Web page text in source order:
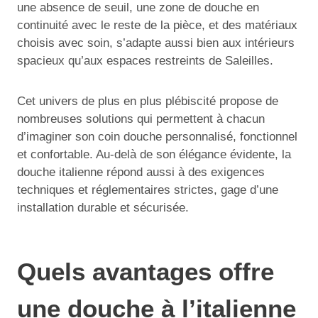
une absence de seuil, une zone de douche en
continuité avec le reste de la pièce, et des matériaux
choisis avec soin, s’adapte aussi bien aux intérieurs
spacieux qu’aux espaces restreints de Saleilles.
Cet univers de plus en plus plébiscité propose de
nombreuses solutions qui permettent à chacun
d’imaginer son coin douche personnalisé, fonctionnel
et confortable. Au-delà de son élégance évidente, la
douche italienne répond aussi à des exigences
techniques et réglementaires strictes, gage d’une
installation durable et sécurisée.
Quels avantages offre
une douche à l’italienne